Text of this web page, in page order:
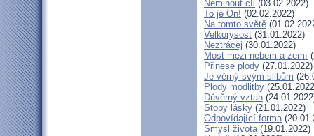
Neminout cíl (03.02.2022)
To je On! (02.02.2022)
Na tomto světě
Velkorysost (31.01.2022)
Neztrácej (30.01.2022)
Most mezi nebem a zemí
Přinese plody (27.01.2022)
Je věrný svým slibům
Plody modlitby
Důvěrný vztah
Stopy lásky (21.01.2022)
Odpovídající forma
Smysl života(19.01.2022)